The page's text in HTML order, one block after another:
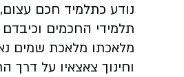
נודע כתלמיד חכם
תלמידי החכמים וכיבדם
מלאכתו מלאכת שמים
וחינוך צאצאיו על דרך